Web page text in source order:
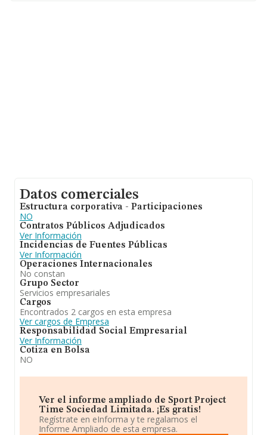
Datos comerciales
Estructura corporativa - Participaciones
NO
Contratos Públicos Adjudicados
Ver Información
Incidencias de Fuentes Públicas
Ver Información
Operaciones Internacionales
No constan
Grupo Sector
Servicios empresariales
Cargos
Encontrados 2 cargos en esta empresa
Ver cargos de Empresa
Responsabilidad Social Empresarial
Ver Información
Cotiza en Bolsa
NO
Ver el informe ampliado de Sport Project
Time Sociedad Limitada. ¡Es gratis!
Regístrate en eInforma y te regalamos el
Informe Ampliado de esta empresa.